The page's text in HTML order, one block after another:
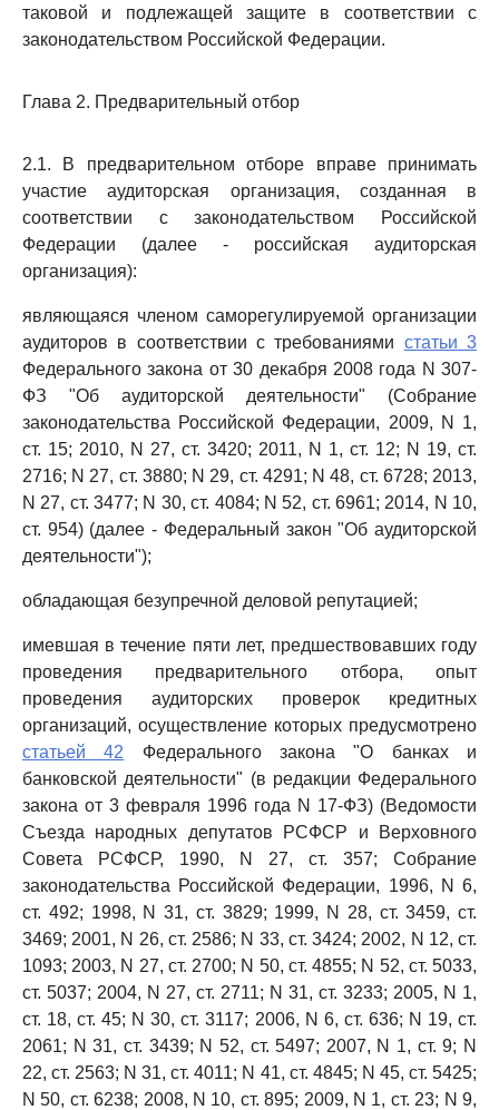
таковой и подлежащей защите в соответствии с
законодательством Российской Федерации.
Глава 2. Предварительный отбор
2.1. В предварительном отборе вправе принимать
участие аудиторская организация, созданная в
соответствии с законодательством Российской
Федерации (далее - российская аудиторская
организация):
являющаяся членом саморегулируемой организации
аудиторов в соответствии с требованиями статьи 3
Федерального закона от 30 декабря 2008 года N 307-
ФЗ "Об аудиторской деятельности" (Собрание
законодательства Российской Федерации, 2009, N 1,
ст. 15; 2010, N 27, ст. 3420; 2011, N 1, ст. 12; N 19, ст.
2716; N 27, ст. 3880; N 29, ст. 4291; N 48, ст. 6728; 2013,
N 27, ст. 3477; N 30, ст. 4084; N 52, ст. 6961; 2014, N 10,
ст. 954) (далее - Федеральный закон "Об аудиторской
деятельности");
обладающая безупречной деловой репутацией;
имевшая в течение пяти лет, предшествовавших году
проведения предварительного отбора, опыт
проведения аудиторских проверок кредитных
организаций, осуществление которых предусмотрено
статьей 42 Федерального закона "О банках и
банковской деятельности" (в редакции Федерального
закона от 3 февраля 1996 года N 17-ФЗ) (Ведомости
Съезда народных депутатов РСФСР и Верховного
Совета РСФСР, 1990, N 27, ст. 357; Собрание
законодательства Российской Федерации, 1996, N 6,
ст. 492; 1998, N 31, ст. 3829; 1999, N 28, ст. 3459, ст.
3469; 2001, N 26, ст. 2586; N 33, ст. 3424; 2002, N 12, ст.
1093; 2003, N 27, ст. 2700; N 50, ст. 4855; N 52, ст. 5033,
ст. 5037; 2004, N 27, ст. 2711; N 31, ст. 3233; 2005, N 1,
ст. 18, ст. 45; N 30, ст. 3117; 2006, N 6, ст. 636; N 19, ст.
2061; N 31, ст. 3439; N 52, ст. 5497; 2007, N 1, ст. 9; N
22, ст. 2563; N 31, ст. 4011; N 41, ст. 4845; N 45, ст. 5425;
N 50, ст. 6238; 2008, N 10, ст. 895; 2009, N 1, ст. 23; N 9,